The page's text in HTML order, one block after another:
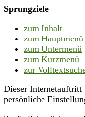
Sprungziele
zum Inhalt
zum Hauptmenü
zum Untermenü
zum Kurzmenü
zur
Dieser Internetauftritt
persönliche